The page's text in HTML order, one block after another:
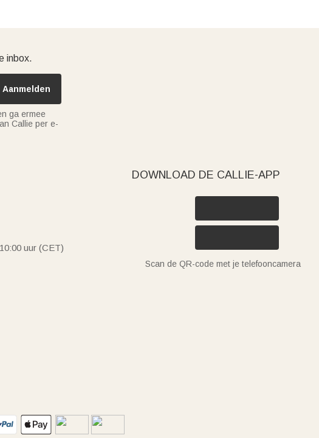
inbox.
Aanmelden
ga ermee
Callie per e-
uur (CET)
DOWNLOAD DE CALLIE-APP
Scan de QR-code met je telefooncamera